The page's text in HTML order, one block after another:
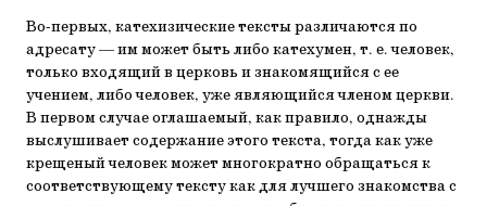
Во-первых, катехизические тексты различаются по
адресату — им может быть либо катехумен, т. е. человек,
только входящий в церковь и знакомящийся с ее
учением, либо человек, уже являющийся членом церкви.
В первом случае оглашаемый, как правило, однажды
выслушивает содержание этого текста, тогда как уже
крещеный человек может многократно обращаться к
соответствующему тексту как для лучшего знакомства с